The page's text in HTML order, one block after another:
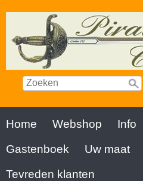
Home Webshop Info
Gastenboek
Uw maat
Tevreden klanten